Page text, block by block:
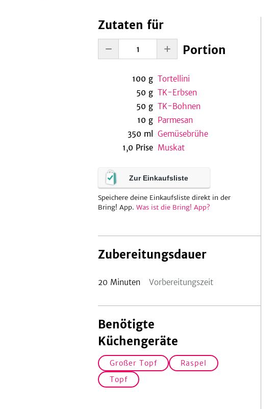
Zutaten für
Portion
100 g Tortellini
50 g TK-Erbsen
50 g TK-Bohnen
10 g Parmesan
350 ml
Gemüsebrühe
1,0 Prise Muskat
Zur Einkaufsliste
Speichere deine Einkaufsliste direkt in der
Bring! App. Was ist die Bring! App?
Zubereitungsdauer
20 Minuten Vorbereitungszeit
Benötigte
Küchengeräte
Großer Topf
Raspel
Topf